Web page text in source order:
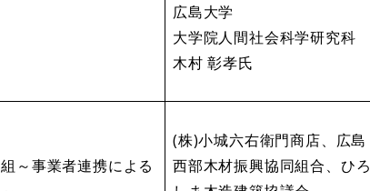
広島大学
大学院人間社会科学研究科
​木村 彰孝氏
～事業者連携による
(株)小城六右衛門商店、広島
西部木材振興協同組合、ひろ